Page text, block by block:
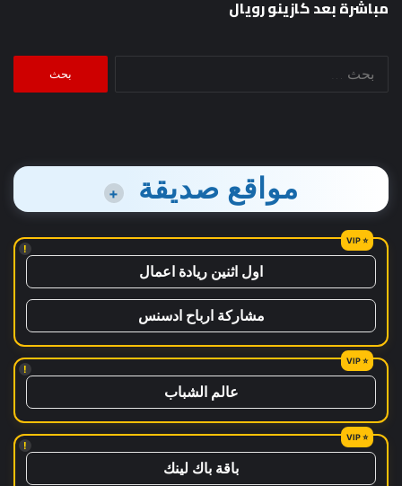
مباشرة بعد كازينو رويال
البحث
مواقع صديقة +
!
اول اثنين ريادة اعمال
مشاركة ارباح ادسنس
!
عالم الشباب
!
باقة باك لينك